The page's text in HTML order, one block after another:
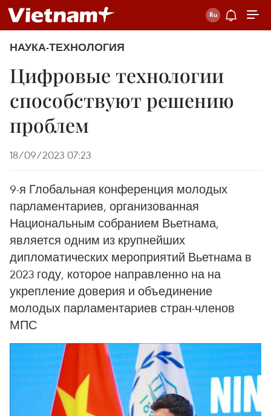
НАУКА-ТЕХНОЛОГИЯ
Цифровые технологии
способствуют решению
проблем
18/09/2023 07:23
9-я Глобальная конференция молодых
парламентариев, организованная
Национальным собранием Вьетнама,
является одним из крупнейших
дипломатических мероприятий Вьетнама в
2023 году, которое направленно на на
укрепление доверия и объединение
молодых парламентариев стран-членов
МПС